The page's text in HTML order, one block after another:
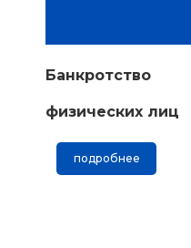
Банкротство
физических лиц
подробнее